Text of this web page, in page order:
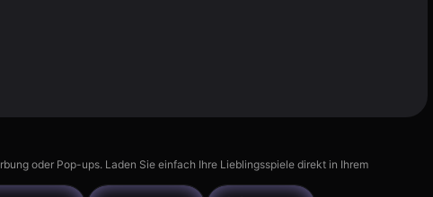
oder Pop-ups. Laden Sie einfach Ihre Lieblingsspiele direkt in Ihrem